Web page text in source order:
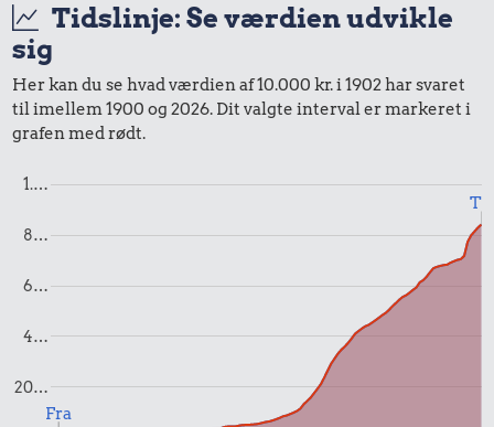
0,33 kr.
200 g
chokolade
Hotdog
2.589 kr. 0,42 kr.
Tidslinje: Se værdien udvikle
sig
Her kan du se hvad værdien af 10.000 kr. i 1902 har svaret
til imellem 1900 og 2026. Dit valgte interval er markeret i
grafen med rødt.
20…
4…
6…
8…
1.…
Fra
Til